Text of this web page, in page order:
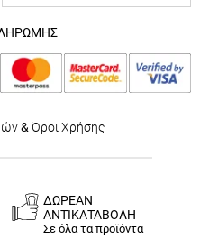
&Όροι Χρήσης
ΔΩΡΕΑΝ
ΑΝΤΙΚΑΤΑΒΟΛΗ
Σε όλα τα προϊόντα